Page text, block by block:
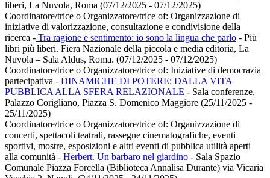
liberi, La Nuvola, Roma (07/12/2025 - 07/12/2025)
Coordinatore/trice o Organizzatore/trice of: Organizzazione di
iniziative di valorizzazione, consultazione e condivisione della
ricerca - Tra ragione e sentimento: io sono la lingua che parlo - Più
libri più liberi. Fiera Nazionale della piccola e media editoria, La
Nuvola – Sala Aldus, Roma. (07/12/2025 - 07/12/2025)
Coordinatore/trice o Organizzatore/trice of: Iniziative di democrazia
partecipativa - DINAMICHE DI POTERE: DALLA VITA
PUBBLICA ALLA SFERA RELAZIONALE - Sala conferenze,
Palazzo Corigliano, Piazza S. Domenico Maggiore (25/11/2025 -
25/11/2025)
Coordinatore/trice o Organizzatore/trice of: Organizzazione di
concerti, spettacoli teatrali, rassegne cinematografiche, eventi
sportivi, mostre, esposizioni e altri eventi di pubblica utilità aperti
alla comunità - Herbert. Un barbaro nel giardino - Sala Spazio
Comunale Piazza Forcella (Biblioteca Annalisa Durante) via Vicaria